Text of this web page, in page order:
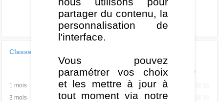
Classement de la performance
Rang Quartile
1 mois -
-
3 mois
-
-
partager du contenu, la
personnalisation de
l'interface.
Vous pouvez
paramétrer vos choix
et les mettre à jour à
tout moment via notre